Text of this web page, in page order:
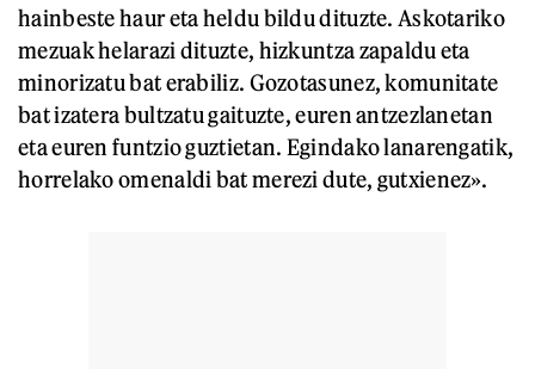
hainbeste haur eta heldu bildu dituzte. Askotariko
mezuak helarazi dituzte, hizkuntza zapaldu eta
minorizatu bat erabiliz. Gozotasunez, komunitate
bat izatera bultzatu gaituzte, euren antzezlanetan
eta euren funtzio guztietan. Egindako lanarengatik,
horrelako omenaldi bat merezi dute, gutxienez».